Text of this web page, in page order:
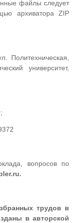
файлы следует
архиватора ZIP
Политехническая,
университет,
вопросов по
.ru.
трудов в
в авторской